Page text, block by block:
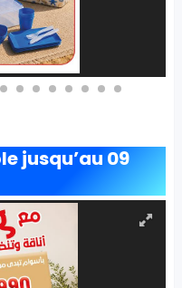
jusqu’au 09